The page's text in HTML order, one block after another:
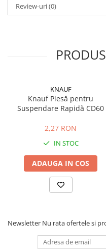
Latex pentru Adezivi și Chituri
Etanșanți Elastici și Adezivi
Fund de Rost
Benzi de Etanșare
Hidroizolații Flexibile
Hidroizolații Lichide
Hidroizolații Bituminoase
Hidrofobizare și Tratamente
Tencuieli și Betoane
Nivelare în Strat Subțire
Review-uri(0)
KNAUF
Knauf Piesă pentru
Suspendare Rapidă CD60
2,27 RON
IN STOC
ADAUGA IN COS
Newsletter Nu rata ofertele si